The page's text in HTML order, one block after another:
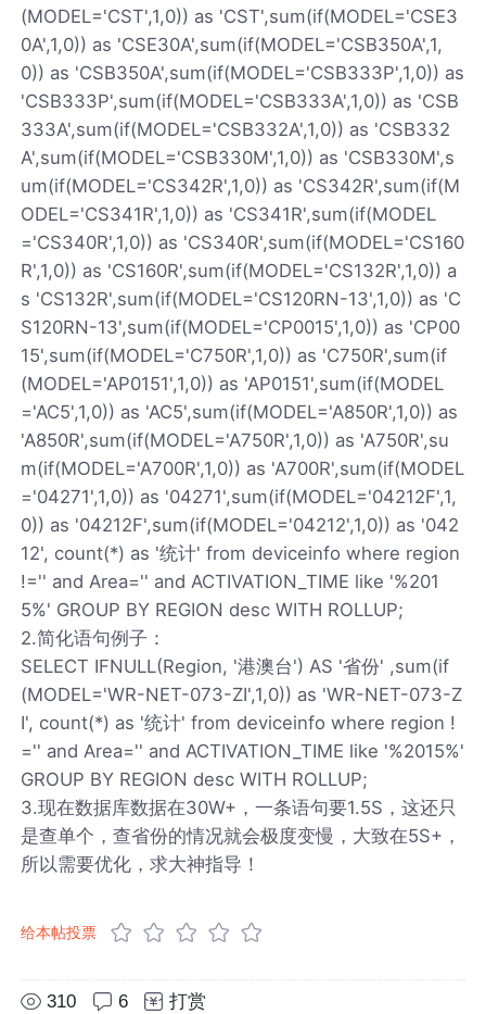
(MODEL='CST',1,0)) as 'CST',sum(if(MODEL='CSE3
0A',1,0)) as 'CSE30A',sum(if(MODEL='CSB350A',1,
0)) as 'CSB350A',sum(if(MODEL='CSB333P',1,0)) as
'CSB333P',sum(if(MODEL='CSB333A',1,0)) as 'CSB
333A',sum(if(MODEL='CSB332A',1,0)) as 'CSB332
A',sum(if(MODEL='CSB330M',1,0)) as 'CSB330M',s
um(if(MODEL='CS342R',1,0)) as 'CS342R',sum(if(M
ODEL='CS341R',1,0)) as 'CS341R',sum(if(MODEL
='CS340R',1,0)) as 'CS340R',sum(if(MODEL='CS160
R',1,0)) as 'CS160R',sum(if(MODEL='CS132R',1,0)) a
s 'CS132R',sum(if(MODEL='CS120RN-13',1,0)) as 'C
S120RN-13',sum(if(MODEL='CP0015',1,0)) as 'CP00
15',sum(if(MODEL='C750R',1,0)) as 'C750R',sum(if
(MODEL='AP0151',1,0)) as 'AP0151',sum(if(MODEL
='AC5',1,0)) as 'AC5',sum(if(MODEL='A850R',1,0)) as
'A850R',sum(if(MODEL='A750R',1,0)) as 'A750R',su
m(if(MODEL='A700R',1,0)) as 'A700R',sum(if(MODEL
='04271',1,0)) as '04271',sum(if(MODEL='04212F',1,
0)) as '04212F',sum(if(MODEL='04212',1,0)) as '042
12', count(*) as '统计' from deviceinfo where region
!='' and Area='' and ACTIVATION_TIME like '%201
5%' GROUP BY REGION desc WITH ROLLUP;
2.简化语句例子：
SELECT IFNULL(Region, '港澳台') AS '省份' ,sum(if
(MODEL='WR-NET-073-ZI',1,0)) as 'WR-NET-073-Z
I', count(*) as '统计' from deviceinfo where region !
='' and Area='' and ACTIVATION_TIME like '%2015%'
GROUP BY REGION desc WITH ROLLUP;
3.现在数据库数据在30W+，一条语句要1.5S，这还只
是查单个，查省份的情况就会极度变慢，大致在5S+，
所以需要优化，求大神指导！
给本帖投票
310 6 打赏